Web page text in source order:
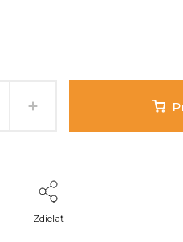
Zdieľať